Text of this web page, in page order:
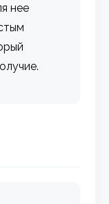
нее